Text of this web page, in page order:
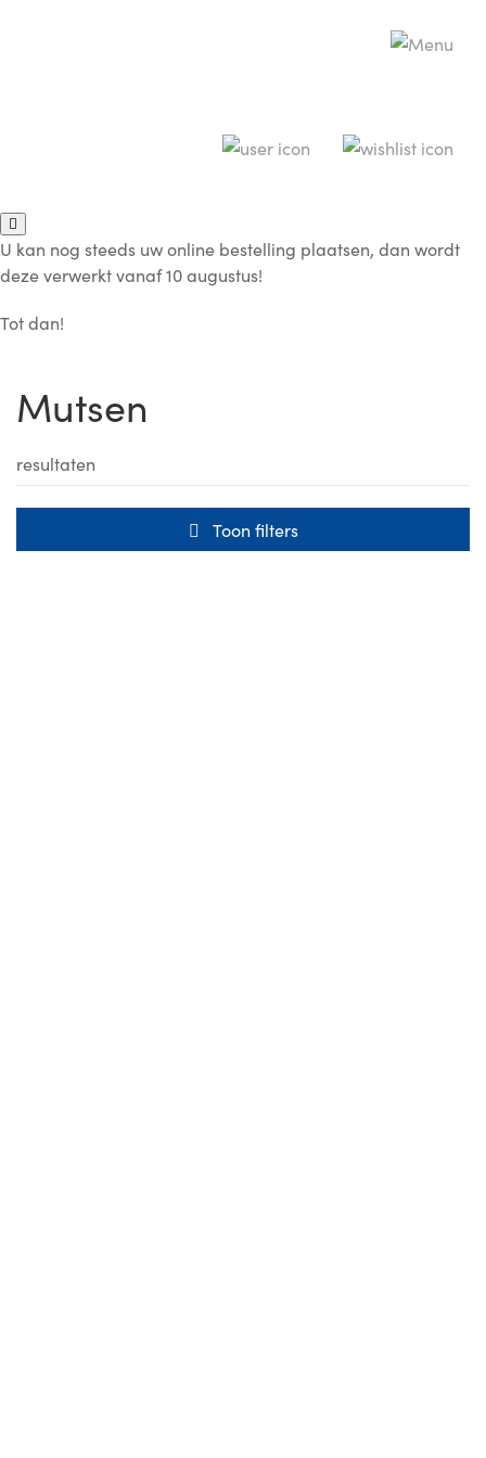
U kan nog steeds uw online bestelling plaatsen, dan wordt
deze verwerkt vanaf 10 augustus!
Tot dan!
Mutsen
resultaten
Toon filters